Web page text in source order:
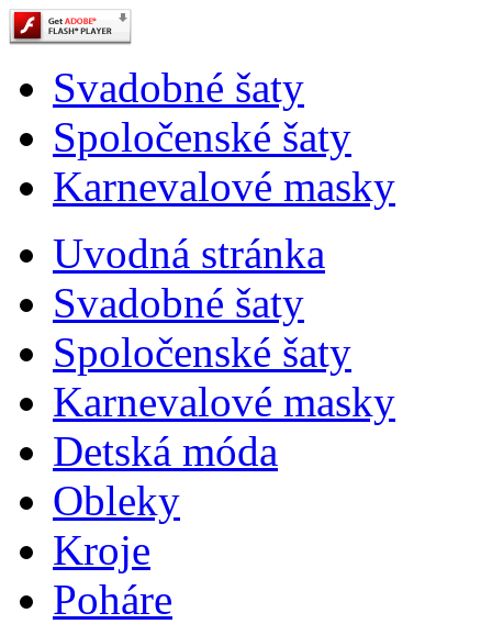
Svadobné šaty
Spoločenské šaty
Karnevalové masky
Uvodná stránka
Svadobné šaty
Spoločenské šaty
Karnevalové masky
Detská móda
Obleky
Kroje
Poháre